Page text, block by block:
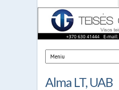
Alma LT, UAB